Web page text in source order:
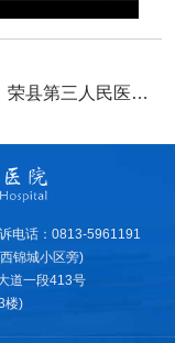
荣县第三人民医院到古佳乡小学为全体教师免费体检
电话：0813-5961191
锦城小区旁)
道一段413号
楼)